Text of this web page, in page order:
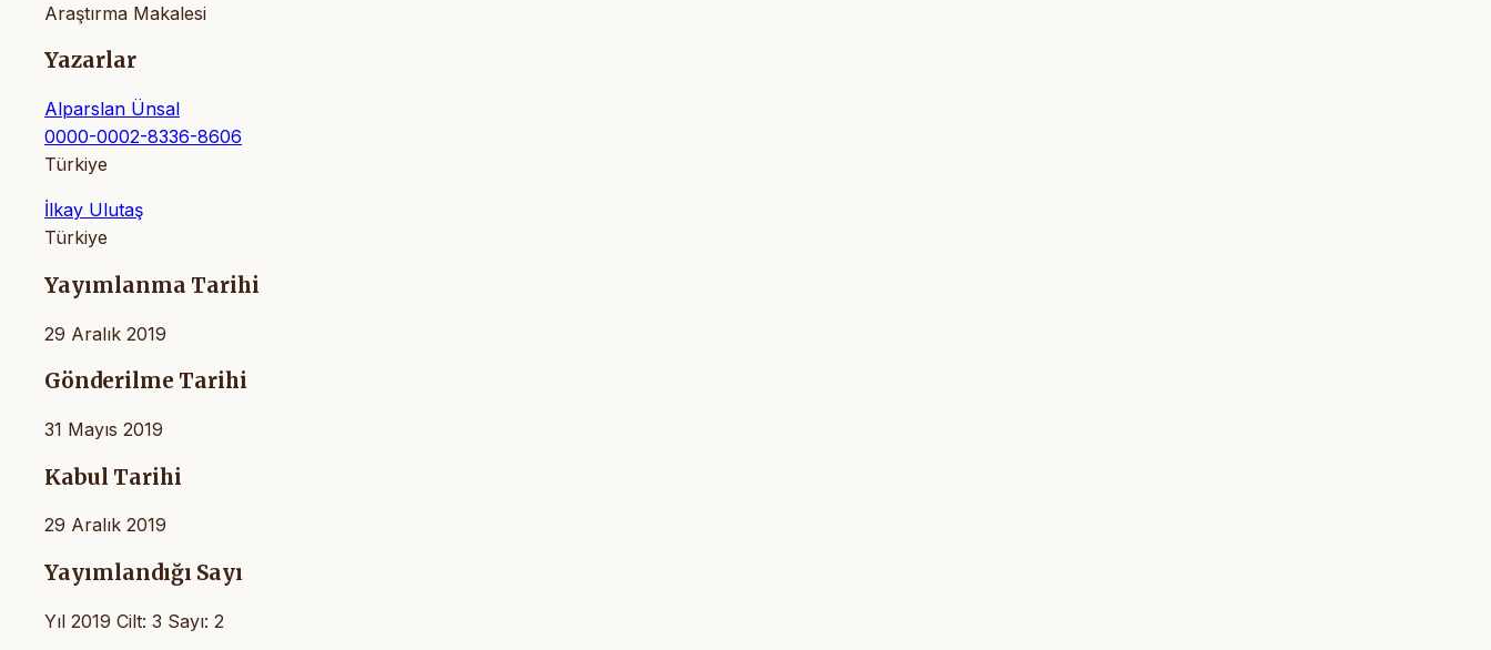
Araştırma Makalesi
Yazarlar
Alparslan Ünsal
0000-0002-8336-8606
Türkiye
İlkay Ulutaş
Türkiye
Yayımlanma Tarihi
29 Aralık 2019
Gönderilme Tarihi
31 Mayıs 2019
Kabul Tarihi
29 Aralık 2019
Yayımlandığı Sayı
Yıl 2019 Cilt: 3 Sayı: 2